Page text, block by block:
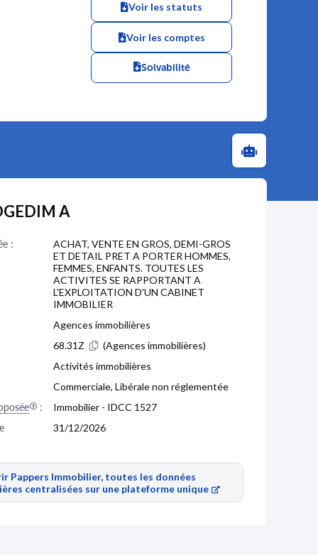
Voir les statuts
Voir les comptes
Solvabilité
A
:
ACHAT, VENTE EN GROS, DEMI-GROS
ET DETAIL PRET A PORTER HOMMES,
FEMMES, ENFANTS. TOUTES LES
ACTIVITES SE RAPPORTANT A
L'EXPLOITATION D'UN CABINET
IMMOBILIER
Agences immobilières
68.31Z
(Agences immobilières)
Activités immobilières
Commerciale, Libérale non réglementée
:
Immobilier - IDCC 1527
31/12/2026
Pappers Immobilier, toutes les données
centralisées sur une plateforme unique